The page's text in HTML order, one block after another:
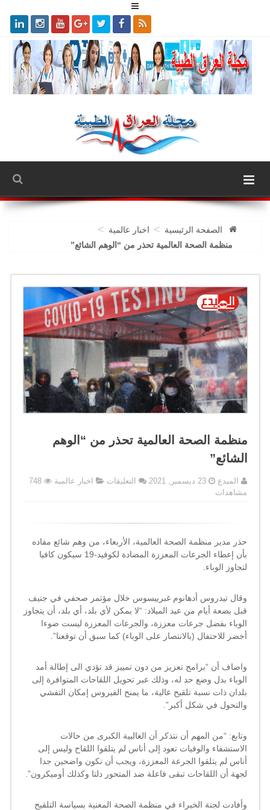
الصفحة الرئيسية > اخبار عالمية >
منظمة الصحة العالمية تحذر من “الوهم الشائع”
منظمة الصحة العالمية تحذر من “الوهم
الشائع”
المبدع 23 ديسمبر, 2021 التعليقات على
تحذر
“الوهم
الشائع”
اخبار عالمية
748
مشاهدات
حذر مدير منظمة الصحة العالمية، الأربعاء، من وهم شائع مفاده
بأن إعطاء الجرعات المعززة المضادة لكوفيد-19 سيكون كافيا
لتجاوز الوباء.
وقال تيدروس أدهانوم غبرييسوس خلال مؤتمر صحفي في جنيف
قبل بضعة أيام من عيد الميلاد: “لا يمكن لأي بلد، أي بلد، أن يتجاوز
الوباء بفضل جرعات معززة، والجرعات المعززة ليست ضوءا
أخضر للاحتفال (بالانتصار على الوباء) كما سبق أن توقعنا”.
واضاف أن “برامج تعزيز من دون تمييز قد تؤدي الى إطالة أمد
الوباء بدل وضع حد له، وذلك عبر تحويل اللقاحات المتوافرة إلى
بلدان ذات نسبة تلقيح عالية، ما يمنح الفيروس إمكان التفشي
والتحول في شكل أكبر”.
وتابع: “من المهم أن نتذكر أن الغالبية الكبرى من حالات
الاستشفاء والوفيات تعود إلى أناس لم يتلقوا اللقاح وليس إلى
أناس لم يتلقوا الجرعة المعززة، ويجب أن نكون واضحين جدا
لجهة أن اللقاحات تبقى فاعلة ضد المتحور دلتا وكذلك أوميكرون”.
وأفادت لجنة الخبراء في منظمة الصحة المعنية بسياسة التلقيح